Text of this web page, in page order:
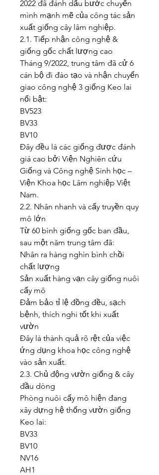
2022 đã đánh dấu bước chuyển
mình mạnh mẽ của công tác sản
xuất giống cây lâm nghiệp.
2.1. Tiếp nhận công nghệ &
giống gốc chất lượng cao
Tháng 9/2022, trung tâm đã cử 6
cán bộ đi đào tạo và nhận chuyển
giao công nghệ 3 giống Keo lai
nổi bật:
BV523
BV33
BV10
Đây đều là các giống được đánh
giá cao bởi Viện Nghiên cứu
Giống và Công nghệ Sinh học –
Viện Khoa học Lâm nghiệp Việt
Nam.
2.2. Nhân nhanh và cấy truyền quy
mô lớn
Từ 60 bình giống gốc ban đầu,
sau một năm trung tâm đã:
Nhân ra hàng nghìn bình chồi
chất lượng
Sản xuất hàng vạn cây giống nuôi
cấy mô
Đảm bảo tỉ lệ đồng đều, sạch
bệnh, thích nghi tốt khi xuất
vườn
Đây là thành quả rõ rệt của việc
ứng dụng khoa học công nghệ
vào sản xuất.
2.3. Chủ động vườn giống & cây
đầu dòng
Phòng nuôi cấy mô hiện đang
xây dựng hệ thống vườn giống
Keo lai:
BV33
BV10
NV16
AH1